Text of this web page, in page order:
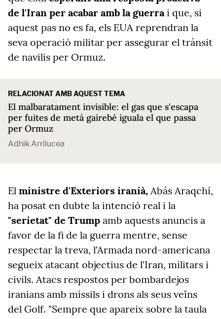
de l'Iran per acabar amb la guerrai que, si
aquest pas no es fa, els EUA reprendran la
seva operació militar per assegurar el trànsit
de navilis per Ormuz.
RELACIONAT AMB AQUEST TEMA
El malbaratament invisible: el gas que s'escapa
per fuites de metà gairebé iguala el que passa
per Ormuz
Adhik Arrilucea
El ministre d'Exteriors iranià, Abás Araqchí,
ha posat en dubte la intenció real i la
"serietat" de Trump amb aquests anuncis a
favor de la fi de la guerra mentre, sense
respectar la treva, l'Armada nord-americana
segueix atacant objectius de l'Iran, militars i
civils. Atacs respostos per bombardejos
iranians amb míssils i drons als seus veïns
del Golf. "Sempre que apareix sobre la taula